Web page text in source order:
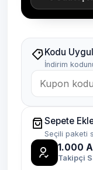
Kodu
İndirim
Sepete
Seçili paketi
1.000
Takipçi